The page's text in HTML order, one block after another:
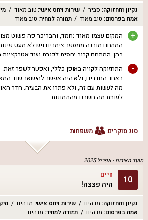
נקיון ותחזוקה: סביר שירות ויחס אישי: טוב מאוד
אמת בפרסום: טוב מאוד תמורה למחיר: טוב מאוד
+
המקום עצמו מאוד נחמד, והבריכה פה פשוט
המתחם מובנה ממספר צימרים ויש לא מעט
בהן. המתחם קרוב יחסית לכנרת ועוד אטרקציות
-
התחזוקה לקויה באופן כללי, ואפשר לשפר זאת.
באחד החדרים, ולא היה אפשר להישאר שם.
מה לעשות עם זה, ולא פתרו את הבעיה. חדר
לעומת מה חשבנו מהתמונות.
סוג סוקרים: משפחות
מועד האירוח -אפריל 2025
10 חיים
היה פצצה!
נקיון ותחזוקה: מדהים שירות ויחס אישי: מדהים
אמת בפרסום: מדהים תמורה למחיר: מדהים